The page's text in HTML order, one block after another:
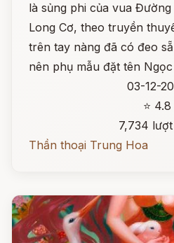
là sủng phi của vua
Long Cơ, theo truyền
trên tay nàng đã có đeo
nên phụ mẫu đặt tên
03-12-
⭐ 4.8
7,734
Thần thoại Trung Hoa